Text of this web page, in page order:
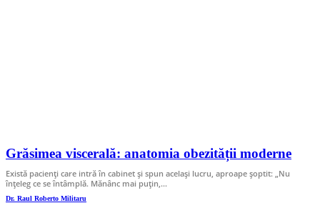
Grăsimea viscerală: anatomia obezității moderne
Există pacienți care intră în cabinet și spun același lucru, aproape șoptit: „Nu
înțeleg ce se întâmplă. Mănânc mai puțin,…
Dr. Raul Roberto Militaru